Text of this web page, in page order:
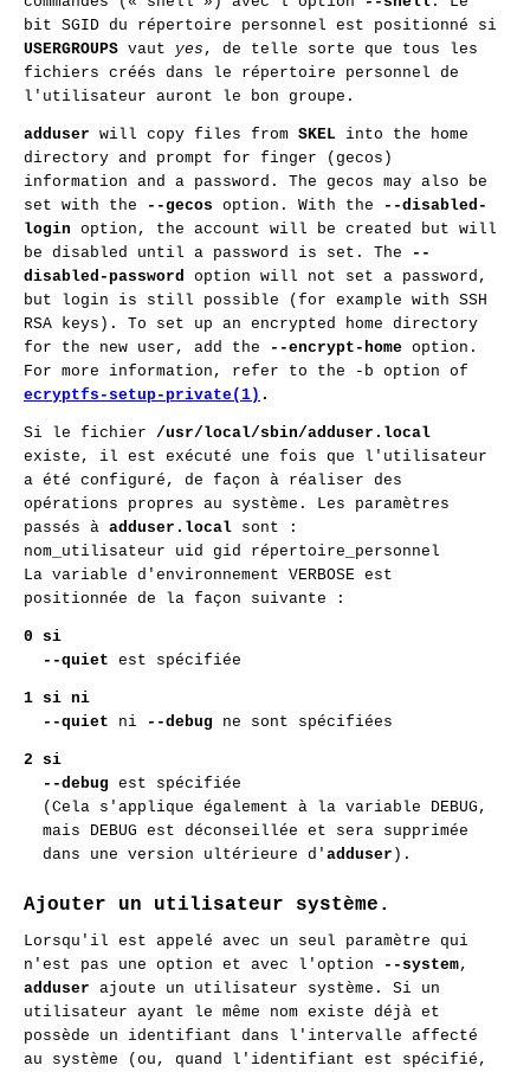
bit SGID du répertoire personnel est positionné si
USERGROUPS vaut yes , de telle sorte que tous les
fichiers créés dans le répertoire personnel de
l'utilisateur auront le bon groupe.
adduser will copy files from SKEL into the home
directory and prompt for finger (gecos)
information and a password. The gecos may also be
set with the
--gecos option. With the
--disabled-
login option, the account will be created but will
be disabled until a password is set. The
--
disabled-password option will not set a password,
but login is still possible (for example with SSH
RSA keys). To set up an encrypted home directory
for the new user, add the
--encrypt-home option.
For more information, refer to the -b option of
ecryptfs-setup-private(1) .
Si le fichier /usr/local/sbin/adduser.local
existe, il est exécuté une fois que l'utilisateur
a été configuré, de façon à réaliser des
opérations propres au système. Les paramètres
passés à adduser.local sont :
nom_utilisateur uid gid répertoire_personnel
La variable d'environnement VERBOSE est
positionnée de la façon suivante :
0 si
--quiet est spécifiée
1 si ni
--quiet ni --debug ne sont spécifiées
2 si
--debug est spécifiée
(Cela s'applique également à la variable DEBUG,
mais DEBUG est déconseillée et sera supprimée
dans une version ultérieure d' adduser ).
Ajouter un utilisateur système.
Lorsqu'il est appelé avec un seul paramètre qui
n'est pas une option et avec l'option
--system,
adduser ajoute un utilisateur système. Si un
utilisateur ayant le même nom existe déjà et
possède un identifiant dans l'intervalle affecté
au système (ou, quand l'identifiant est spécifié,